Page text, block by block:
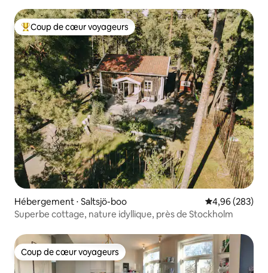
Coups de cœur voyageurs les plus appréciés
Coup de cœur voyageurs
Hébergement ⋅ Saltsjö-boo Évaluation
4,96 (283)
Superbe cottage, nature idyllique, près de Stockholm
Coup de cœur voyageurs
Coup de cœur voyageurs